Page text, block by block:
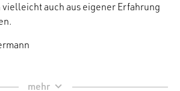
vielleicht auch aus eigener Erfahrung